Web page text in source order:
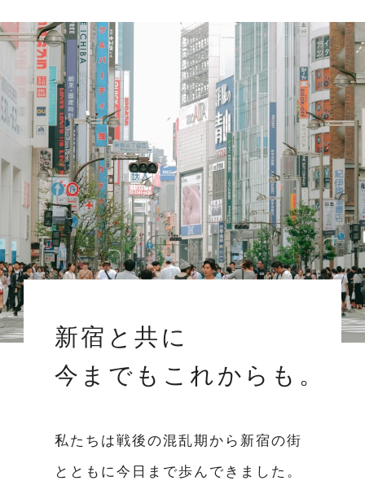
新宿と共に
今までもこれからも。
私たちは戦後の混乱期から新宿の街
とともに今日まで歩んできました。